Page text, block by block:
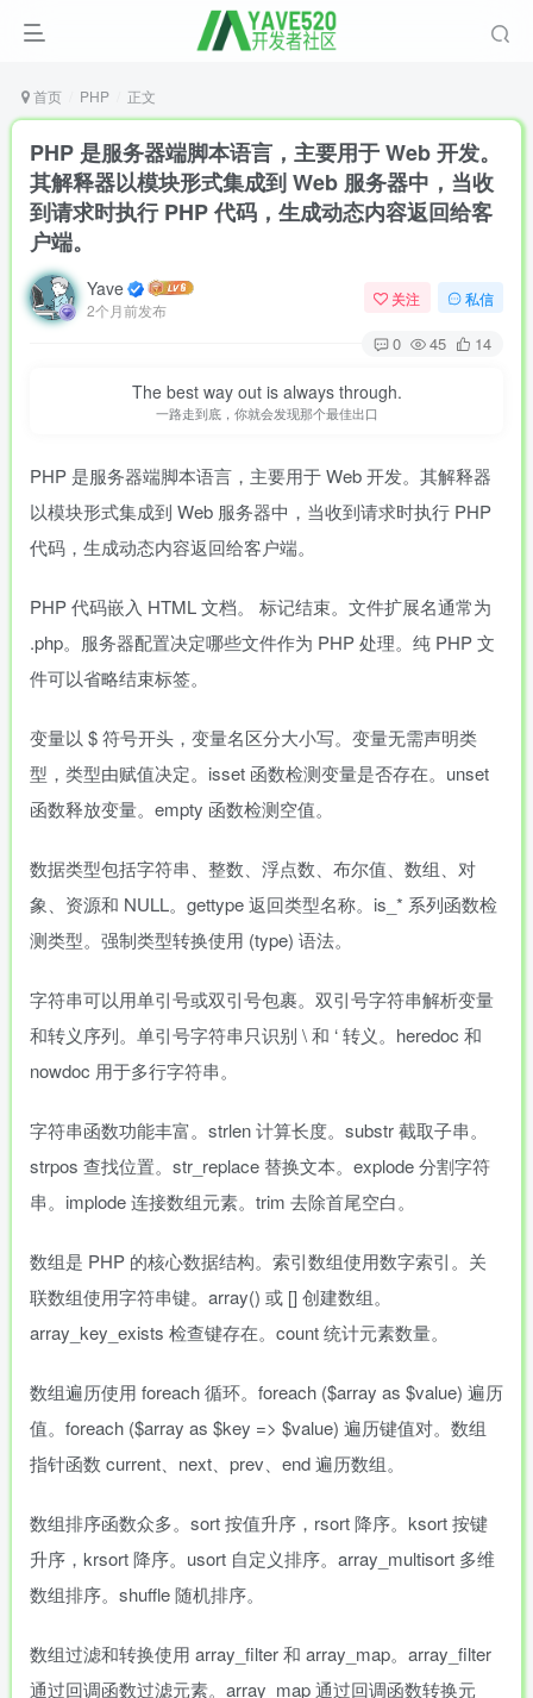
首页 PHP 正文
PHP 是服务器端脚本语言，主要用于 Web 开发。
其解释器以模块形式集成到 Web 服务器中，当收
到请求时执行 PHP 代码，生成动态内容返回给客
户端。
Yave
2个月前发布
关注 私信
0 45 14
The best way out is always through.
一路走到底，你就会发现那个最佳出口
PHP 是服务器端脚本语言，主要用于 Web 开发。其解释器
以模块形式集成到 Web 服务器中，当收到请求时执行 PHP
代码，生成动态内容返回给客户端。
PHP 代码嵌入 HTML 文档。
标记结束。文件扩展名通常为
.php。服务器配置决定哪些文件作为 PHP 处理。纯 PHP 文
件可以省略结束标签。
变量以 $ 符号开头，变量名区分大小写。变量无需声明类
型，类型由赋值决定。isset 函数检测变量是否存在。unset
函数释放变量。empty 函数检测空值。
数据类型包括字符串、整数、浮点数、布尔值、数组、对
象、资源和 NULL。gettype 返回类型名称。is_* 系列函数检
测类型。强制类型转换使用 (type) 语法。
字符串可以用单引号或双引号包裹。双引号字符串解析变量
和转义序列。单引号字符串只识别 \ 和 ‘ 转义。heredoc 和
nowdoc 用于多行字符串。
字符串函数功能丰富。strlen 计算长度。substr 截取子串。
strpos 查找位置。str_replace 替换文本。explode 分割字符
串。implode 连接数组元素。trim 去除首尾空白。
数组是 PHP 的核心数据结构。索引数组使用数字索引。关
联数组使用字符串键。array() 或 [] 创建数组。
array_key_exists 检查键存在。count 统计元素数量。
数组遍历使用 foreach 循环。foreach ($array as $value) 遍历
值。foreach ($array as $key => $value) 遍历键值对。数组
指针函数 current、next、prev、end 遍历数组。
数组排序函数众多。sort 按值升序，rsort 降序。ksort 按键
升序，krsort 降序。usort 自定义排序。array_multisort 多维
数组排序。shuffle 随机排序。
数组过滤和转换使用 array_filter 和 array_map。array_filter
通过回调函数过滤元素。array_map 通过回调函数转换元